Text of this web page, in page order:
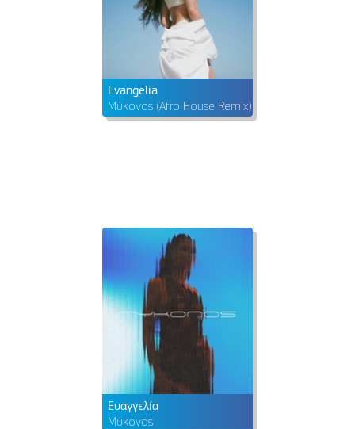
Evangelia
Μύκονος (Afro House Remix)
Ευαγγελία
Μύκονος